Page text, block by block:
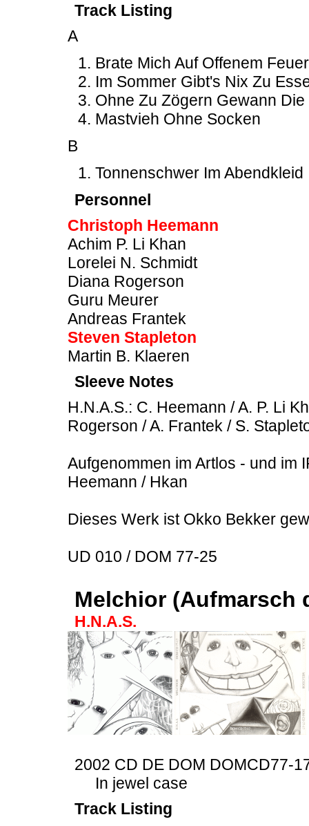
Track Listing
A
Brate Mich Auf Offenem Feuer
Im Sommer Gibt's Nix Zu
Ohne Zu Zögern Gewann
Mastvieh Ohne Socken
B
Tonnenschwer Im Abendkleid
Personnel
Christoph Heemann
Achim P. Li Khan
Lorelei N. Schmidt
Diana Rogerson
Guru Meurer
Andreas Frantek
Steven Stapleton
Martin B. Klaeren
Sleeve Notes
H.N.A.S.: C. Heemann / A. P. Li
Rogerson / A. Frantek / S.
Aufgenommen im Artlos - und im
Heemann / Hkan
Dieses Werk ist Okko Bekker
UD 010 / DOM 77-25
Melchior (Aufmarsch
H.N.A.S.
2002 CD DE DOM DOMCD77-
In jewel case
Track Listing